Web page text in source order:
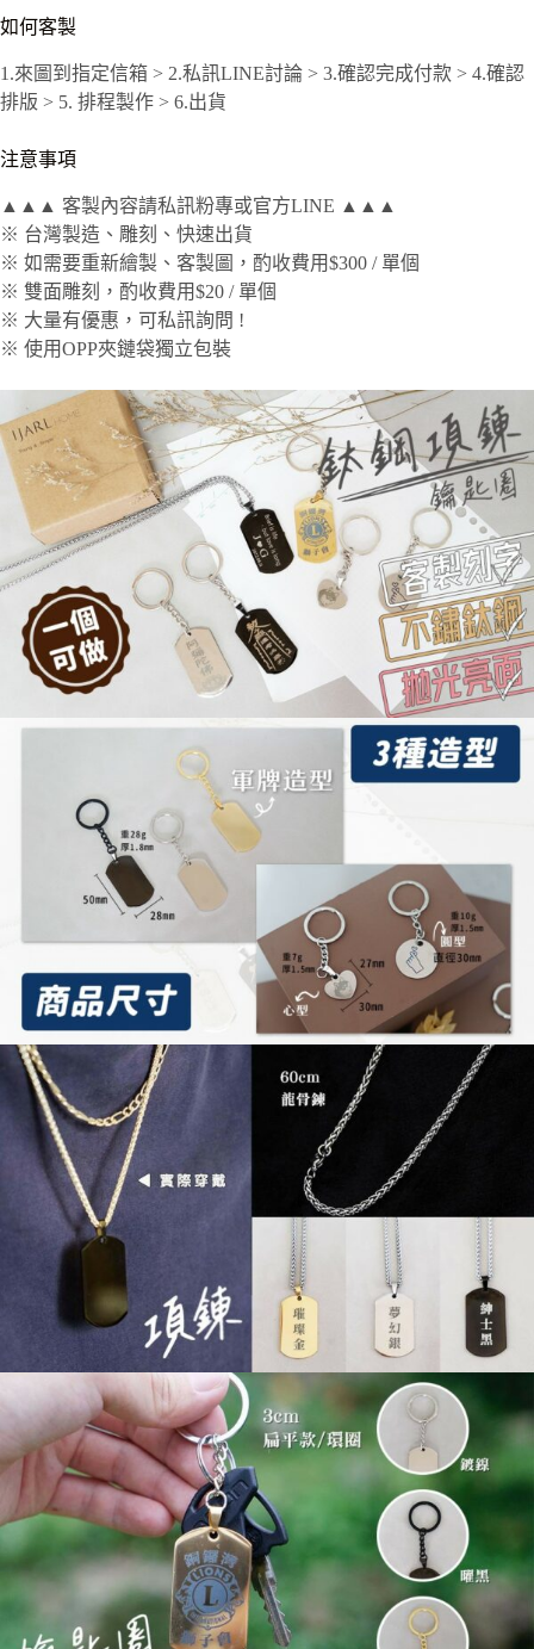
如何客製
1.來圖到指定信箱 > 2.私訊LINE討論 > 3.確認完成付款 > 4.確認
排版 > 5. 排程製作 > 6.出貨
注意事項
▲▲▲ 客製內容請私訊粉專或官方LINE ▲▲▲
※ 台灣製造、雕刻、快速出貨
※ 如需要重新繪製、客製圖，酌收費用$300 / 單個
※ 雙面雕刻，酌收費用$20 / 單個
※ 大量有優惠，可私訊詢問 !
※ 使用OPP夾鏈袋獨立包裝